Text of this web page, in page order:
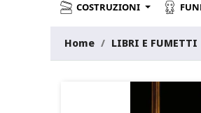
COSTRUZIONI
Home LIBRI E FUMETTI